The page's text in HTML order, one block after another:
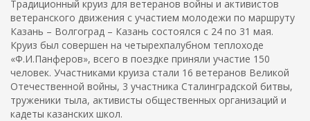
о
в
г
о
д
ы
В
е
л
и
а
С
е
м
е
н
а
К
а
р
о
т
ы
м
ж
д
у
н
а
Традиционный круиз для ветеранов войны и активистов
ветеранского движения с участием молодежи по маршруту
Казань – Волгоград – Казань состоялся с 24 по 31 мая.
Круиз был совершен на четырехпалубном теплоходе
«Ф.И.Панферов», всего в поездке приняли участие 150
человек. Участниками круиза стали 16 ветеранов Великой
Отечественной войны, 3 участника Сталинградской битвы,
труженики тыла, активисты общественных организаций и
кадеты казанских школ.